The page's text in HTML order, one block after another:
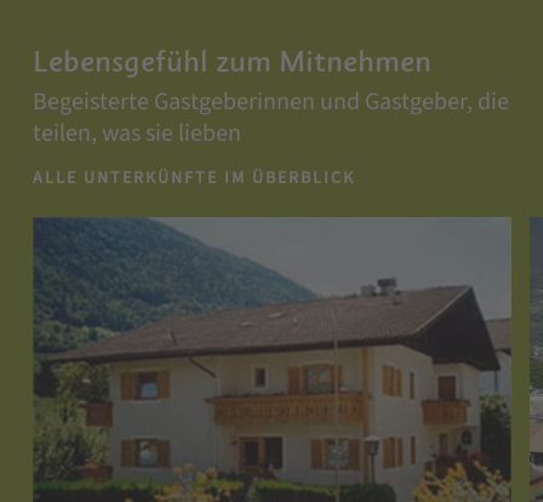
Ein Dorf, das Kraft schenkt
Zwischen Kurstadt und Weinbergen schenkt
Algund Momente der Ruhe und unvergessliche
Erlebnisse
Lebensgefühl zum Mitnehmen
Begeisterte Gastgeberinnen und Gastgeber, die
teilen, was sie lieben
ALLE UNTERKÜNFTE IM ÜBERBLICK